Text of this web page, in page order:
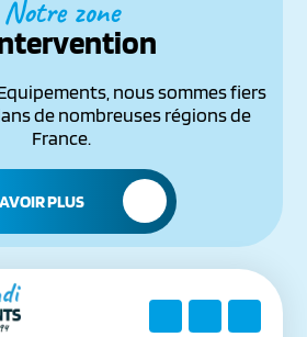
Notre zone
nous sommes fiers
de nombreuses régions de
France.
PLUS